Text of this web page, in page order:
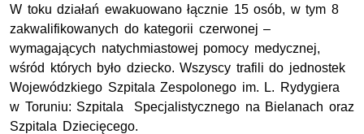
W toku działań ewakuowano łącznie 15 osób, w tym 8
zakwalifikowanych do kategorii czerwonej –
wymagających natychmiastowej pomocy medycznej,
wśród których było dziecko. Wszyscy trafili do jednostek
Wojewódzkiego Szpitala Zespolonego im. L. Rydygiera
w Toruniu: Szpitala Specjalistycznego na Bielanach oraz
Szpitala Dziecięcego.